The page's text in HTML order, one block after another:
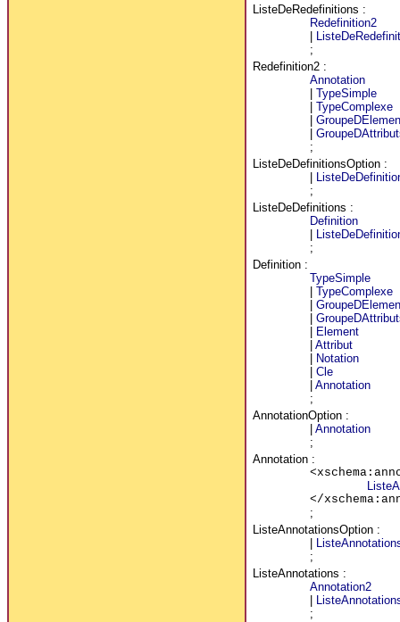
ListeDeRedefinitions :
Redefinition2
|
;
Redefinition2:
Annotation
| TypeSimple
| TypeComplexe
|
|
;
ListeDeDefinitionsOption:
|
;
ListeDeDefinitions :
Definition
|
;
Definition:
TypeSimple
| TypeComplexe
|
|
| Element
| Attribut
| Notation
| Cle
| Annotation
;
AnnotationOption:
| Annotation
;
Annotation:
</
;
ListeAnnotationsOption:
|
;
ListeAnnotations :
Annotation2
|
;